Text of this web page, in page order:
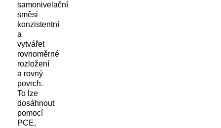
samonivelační
směsi
konzistentní
a
vytvářet
rovnoměrné
rozložení
a rovný
povrch.
To lze
dosáhnout
pomocí
PCE,